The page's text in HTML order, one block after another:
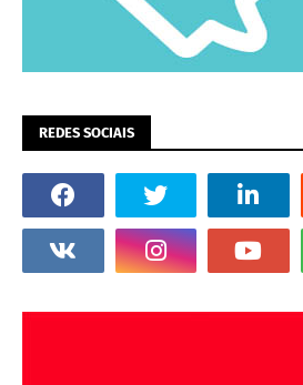
REDES SOCIAIS